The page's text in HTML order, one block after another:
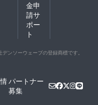
金申
請サ
ポー
ト
デンソーウェーブの登録商標です。
パートナー
募集